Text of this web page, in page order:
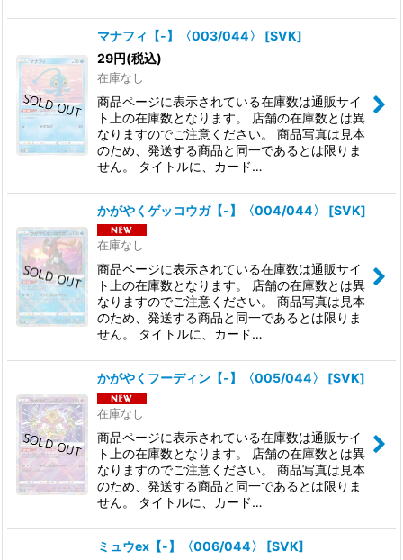
マナフィ【-】〈003/044〉 [SVK]
29円(税込)
在庫なし
商品ページに表示されている在庫数は通販サイ
ト上の在庫数となります。 店舗の在庫数とは異
なりますのでご注意ください。 商品写真は見本
のため、発送する商品と同一であるとは限りま
せん。 タイトルに、カード…
かがやくゲッコウガ【-】〈004/044〉 [SVK]
在庫なし
商品ページに表示されている在庫数は通販サイ
ト上の在庫数となります。 店舗の在庫数とは異
なりますのでご注意ください。 商品写真は見本
のため、発送する商品と同一であるとは限りま
せん。 タイトルに、カード…
かがやくフーディン【-】〈005/044〉 [SVK]
在庫なし
商品ページに表示されている在庫数は通販サイ
ト上の在庫数となります。 店舗の在庫数とは異
なりますのでご注意ください。 商品写真は見本
のため、発送する商品と同一であるとは限りま
せん。 タイトルに、カード…
ミュウex【-】〈006/044〉 [SVK]